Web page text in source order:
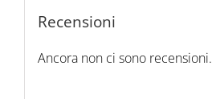
Recensioni
Ancora non ci sono recensioni.